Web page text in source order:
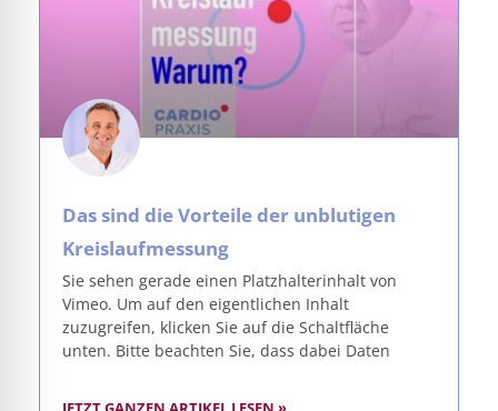
Das sind die Vorteile der unblutigen
Kreislaufmessung
Sie sehen gerade einen Platzhalterinhalt von
Vimeo. Um auf den eigentlichen Inhalt
zuzugreifen, klicken Sie auf die Schaltfläche
unten. Bitte beachten Sie, dass dabei Daten